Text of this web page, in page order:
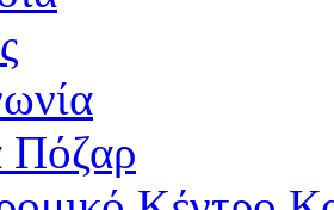
Πόζαρ